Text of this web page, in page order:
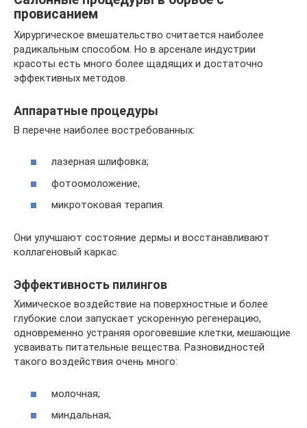
провисанием
Хирургическое вмешательство считается наиболее
радикальным способом. Но в арсенале индустрии
красоты есть много более щадящих и достаточно
эффективных методов.
Аппаратные процедуры
В перечне наиболее востребованных:
лазерная шлифовка;
фотоомоложение;
микротоковая терапия.
Они улучшают состояние дермы и восстанавливают
коллагеновый каркас.
Эффективность пилингов
Химическое воздействие на поверхностные и более
глубокие слои запускает ускоренную регенерацию,
одновременно устраняя ороговевшие клетки, мешающие
усваивать питательные вещества. Разновидностей
такого воздействия очень много:
молочная;
миндальная;